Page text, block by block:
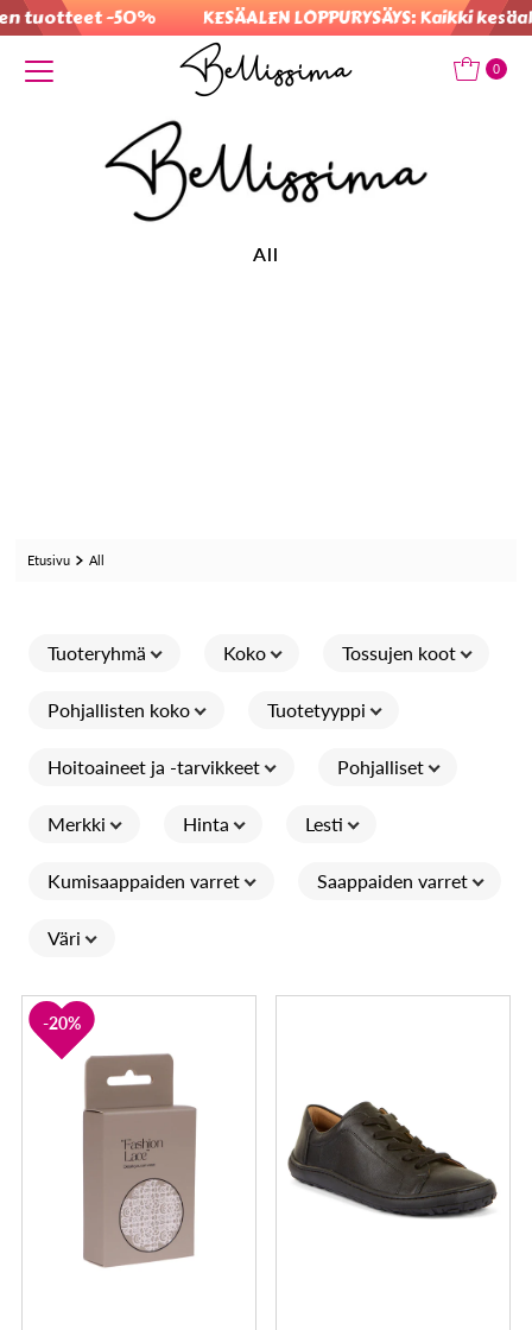
-50% KESÄALEN LOPPURYSÄYS: Kaikki
Translation missing: fi.accessibility.skip_to_text 0
All
Etusivu All
Tuoteryhmä Koko Tossujen koot
Pohjallisten koko Tuotetyyppi
Hoitoaineet ja -tarvikkeet Pohjalliset
Merkki Hinta Lesti
Kumisaappaiden varret Saappaiden varret
Väri
20%